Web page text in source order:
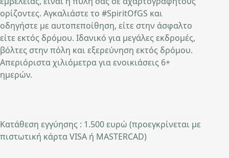
ορίζοντες. Αγκαλιάστε το #SpiritOfGS και
οδηγήστε με αυτοπεποίθηση, είτε στην άσφαλτο
είτε εκτός δρόμου. Ιδανικό για μεγάλες εκδρομές,
βόλτες στην πόλη και εξερεύνηση εκτός δρόμου.
Απεριόριστα χιλιόμετρα για ενοικιάσεις 6+
ημερών.
Κατάθεση εγγύησης : 1.500 ευρώ (προεγκρίνεται με
πιστωτική κάρτα VISA ή MASTERCAD)